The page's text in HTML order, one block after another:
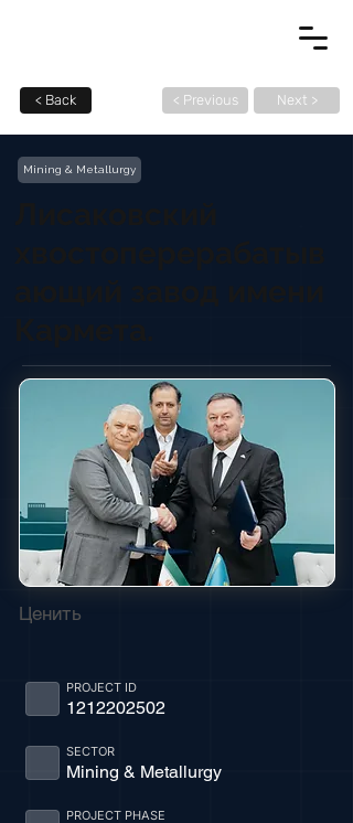
< Back < Previous Next >
Mining & Metallurgy
Ценить
1212202502
PROJECT ID
Mining & Metallurgy
SECTOR
PROJECT PHASE